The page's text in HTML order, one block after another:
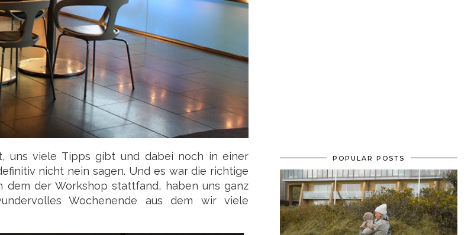
uns viele Tipps gibt und dabei noch in einer
nicht nein sagen. Und es war die richtige
dem der Workshop stattfand, haben uns ganz
Wochenende aus dem wir viele
POPULAR POSTS